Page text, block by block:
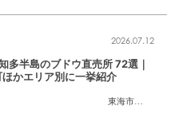
東海市
,大府市
2026.07.12
多半島のブドウ直売所 72選｜
かエリア別に一挙紹介